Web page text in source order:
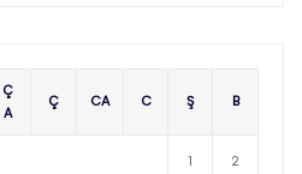
Ç
A
Ç CA C Ş B
1 2